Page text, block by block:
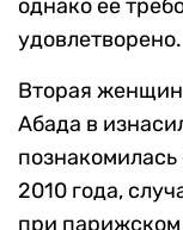
однако ее
удовлетворено.
Вторая
Абада в
2010 года,
при парижском